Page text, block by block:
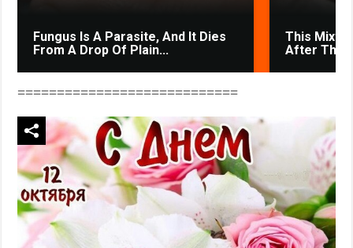
Fungus Is A Parasite, And It Dies
From A Drop Of Plain...
This
After The
============================